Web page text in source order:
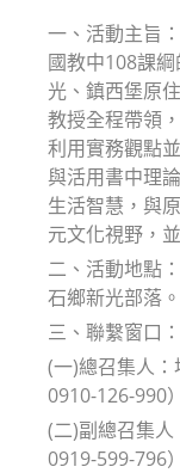
一、活動主旨
國教中108課
光、鎮西堡原
教授全程帶領
利用實務觀點
與活用書中理
生活智慧，與
元文化視野，
二、活動地點
石鄉新光部落。
三、聯繫窗口：
(一)總召集人：
0910-126-990）
(二)副總召集人
0919-599-796）